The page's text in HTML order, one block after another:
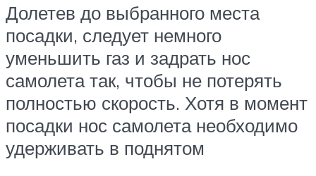
Долетев до выбранного места
посадки, следует немного
уменьшить газ и задрать нос
самолета так, чтобы не потерять
полностью скорость. Хотя в момент
посадки нос самолета необходимо
удерживать в поднятом